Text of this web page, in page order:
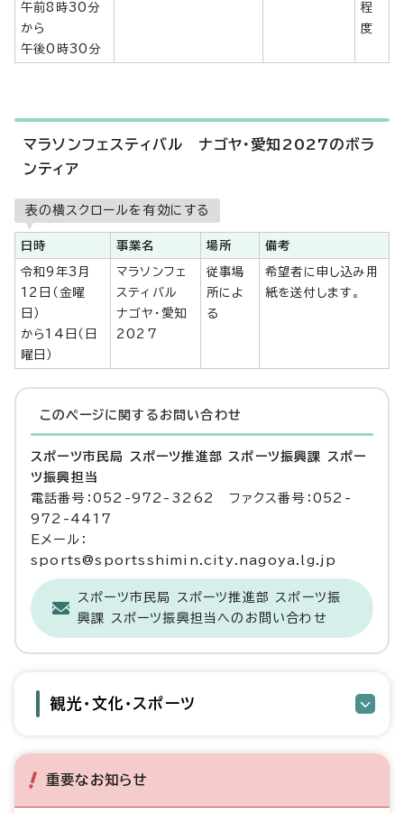
午前8時30分
から
午後0時30分
程
度
マラソンフェスティバル ナゴヤ・愛知2027のボラ
ンティア
表の横スクロールを有効にする
日時 事業名 場所 備考
令和9年3月
12日（金曜
日）
から14日（日
曜日）
マラソンフェ
スティバル
ナゴヤ・愛知
2027
従事場
所によ
る
希望者に申し込み用
紙を送付します。
このページに関する お問い合わせ
スポーツ市民局 スポーツ推進部 スポーツ振興課 スポー
ツ振興担当
電話番号：052-972-3262 ファクス番号：052-
972-4417
Eメール：
sports@sportsshimin.city.nagoya.lg.jp
スポーツ市民局 スポーツ推進部 スポーツ振
興課 スポーツ振興担当へのお問い合わせ
観光・文化・スポーツ
重要なお知らせ